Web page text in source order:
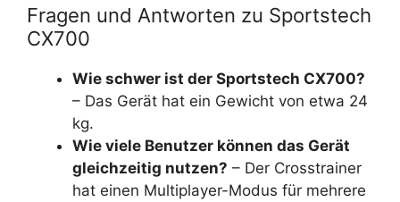
Fragen und Antworten zu Sportstech
CX700
Wie schwer ist der Sportstech CX700?
– Das Gerät hat ein Gewicht von etwa 24
kg.
Wie viele Benutzer können das Gerät
gleichzeitig nutzen? – Der Crosstrainer
hat einen Multiplayer-Modus für mehrere